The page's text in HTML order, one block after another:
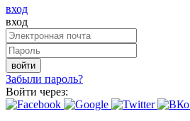
вход
вход
войти
Забыли пароль?
Войти через: